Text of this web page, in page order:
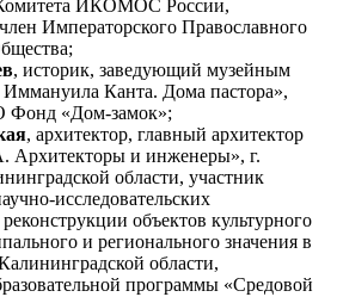
ИКОМОС России,
Императорского Православного
, историк, заведующий музейным
Канта. Дома пастора»,
Фонд «Дом-замок»;
, архитектор, главный архитектор
и инженеры», г.
области, участник
исследовательских
объектов культурного
и регионального значения в
области,
программы «Средовой